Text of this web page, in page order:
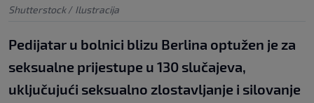
Shutterstock / Ilustracija
Pedijatar u bolnici blizu Berlina optužen je za
seksualne prijestupe u 130 slučajeva,
uključujući seksualno zlostavljanje i silovanje